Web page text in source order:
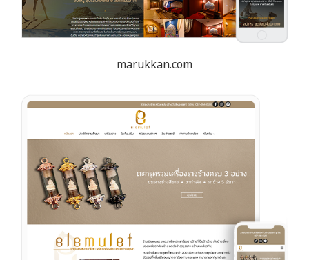
marukkan.com